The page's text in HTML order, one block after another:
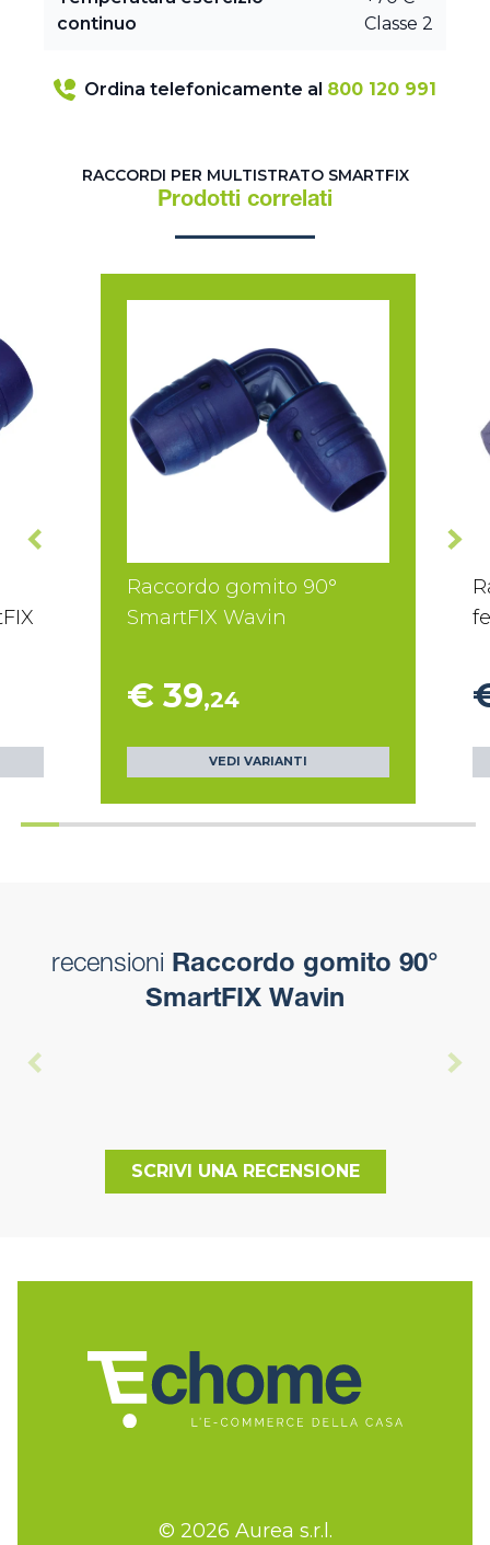
continuo
Classe 2
Ordina telefonicamente al 800 120 991
RACCORDI PER MULTISTRATO SMARTFIX
Prodotti correlati
Raccordo gomito 90°
SmartFIX Wavin
€ 39,24
VEDI VARIANTI
recensioni Raccordo gomito 90°
SmartFIX Wavin
SCRIVI UNA RECENSIONE
© 2026 Aurea s.r.l.